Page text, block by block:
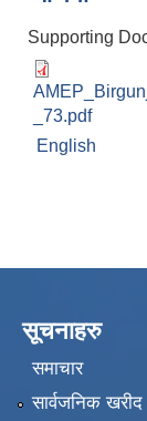
Supporting
_73.pdf
English
सूचनाहरु
समाचार
सार्वजनिक